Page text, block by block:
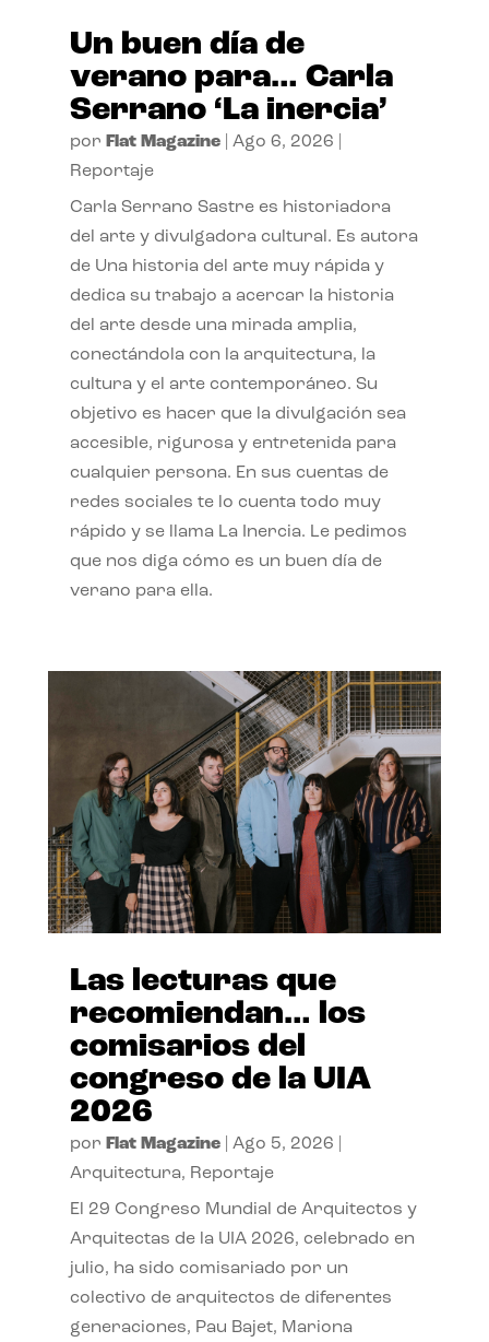
Un buen día de
verano para… Carla
Serrano ‘La inercia’
por Flat Magazine| Ago 6, 2026
Reportaje
Carla Serrano Sastre es historiadora
del arte y divulgadora cultural. Es autora
de Una historia del arte muy rápida y
dedica su trabajo a acercar la historia
del arte desde una mirada amplia,
conectándola con la arquitectura, la
cultura y el arte contemporáneo. Su
objetivo es hacer que la divulgación sea
accesible, rigurosa y entretenida para
cualquier persona. En sus cuentas de
redes sociales te lo cuenta todo muy
rápido y se llama La Inercia. Le pedimos
que nos diga cómo es un buen día de
verano para ella.
Las lecturas que
recomiendan… los
comisarios del
congreso de la UIA
2026
por Flat Magazine| Ago 5, 2026
Arquitectura, Reportaje
El 29 Congreso Mundial de Arquitectos y
Arquitectas de la UIA 2026, celebrado en
julio, ha sido comisariado por un
colectivo de arquitectos de diferentes
generaciones, Pau Bajet, Mariona